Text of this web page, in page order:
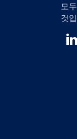
모
것